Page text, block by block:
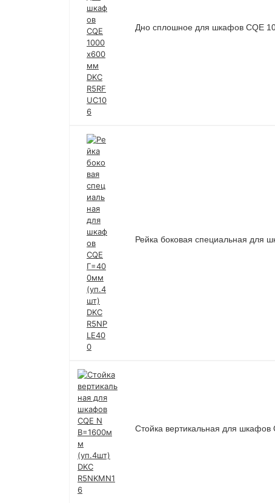
Дно сплошное для шкафов CQE
Рейка боковая специальная для
Стойка вертикальная для